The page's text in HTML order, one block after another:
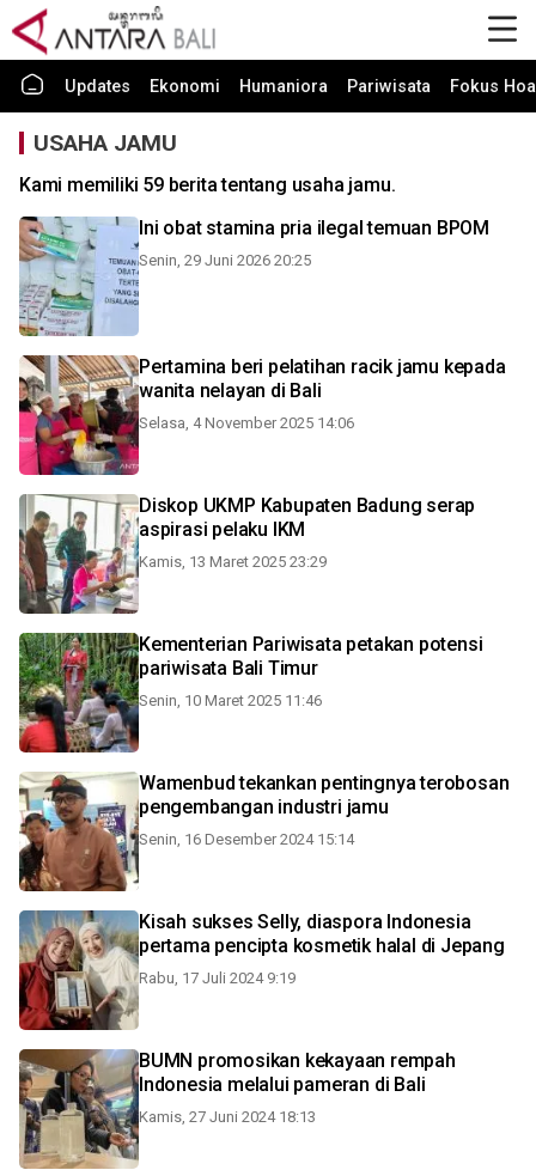
Updates Ekonomi Humaniora Pariwisata Fokus
USAHA JAMU
Kami memiliki 59 berita tentang usaha jamu.
Ini obat stamina pria ilegal temuan BPOM
Senin, 29 Juni 2026 20:25
Pertamina beri pelatihan racik jamu kepada
wanita nelayan di Bali
Selasa, 4 November 2025 14:06
Diskop UKMP Kabupaten Badung serap
aspirasi pelaku IKM
Kamis, 13 Maret 2025 23:29
Kementerian Pariwisata petakan potensi
pariwisata Bali Timur
Senin, 10 Maret 2025 11:46
Wamenbud tekankan pentingnya terobosan
pengembangan industri jamu
Senin, 16 Desember 2024 15:14
Kisah sukses Selly, diaspora Indonesia
pertama pencipta kosmetik halal di Jepang
Rabu, 17 Juli 2024 9:19
BUMN promosikan kekayaan rempah
Indonesia melalui pameran di Bali
Kamis, 27 Juni 2024 18:13